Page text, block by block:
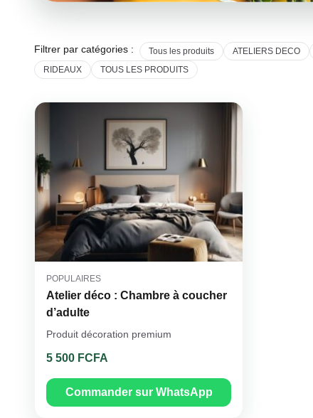
Filtrer par catégories : Tous les produits ATELIERS DECO
RIDEAUX
TOUS LES PRODUITS
POPULAIRES
Atelier déco : Chambre à coucher
d’adulte
Produit décoration premium
5 500 FCFA
Commander sur WhatsApp